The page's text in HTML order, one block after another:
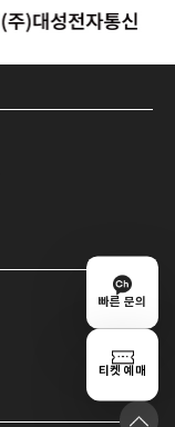
빠른 문의
티켓 예매